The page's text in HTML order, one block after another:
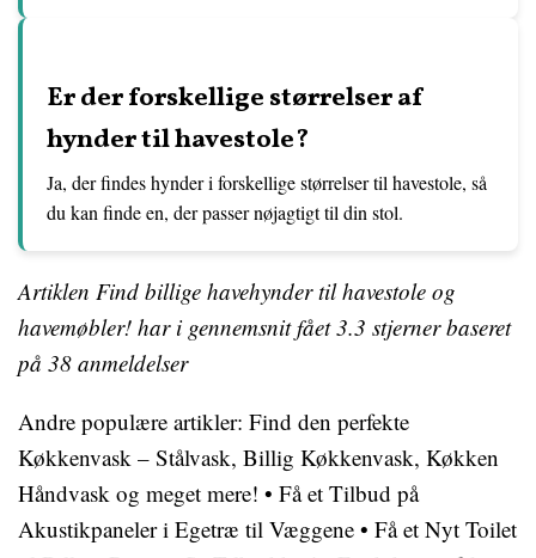
Er der forskellige størrelser af
hynder til havestole?
Ja, der findes hynder i forskellige størrelser til havestole, så
du kan finde en, der passer nøjagtigt til din stol.
Artiklen Find billige havehynder til havestole og
havemøbler! har i gennemsnit fået3.3 stjerner baseret
på 38 anmeldelser
Andre populære artikler: Find den perfekte
Køkkenvask – Stålvask, Billig Køkkenvask, Køkken
Håndvask og meget mere! • Få et Tilbud på
Akustikpaneler i Egetræ til Væggene • Få et Nyt Toilet